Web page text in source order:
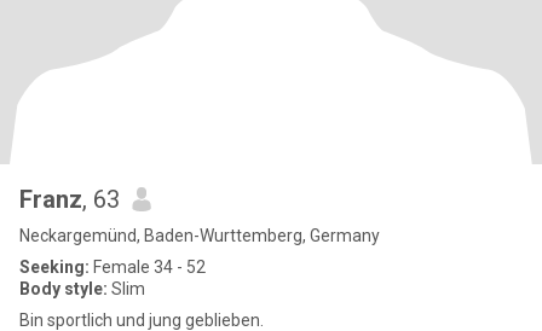
Franz, 63
Neckargemünd, Baden-Wurttemberg, Germany
Seeking: Female 34 - 52
Body style: Slim
Bin sportlich und jung geblieben.